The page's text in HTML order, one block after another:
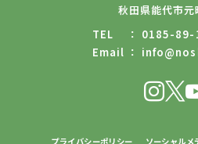
秋田県能代市
TEL
0185-89-
Email
プライバシーポリシー ソーシャルメ